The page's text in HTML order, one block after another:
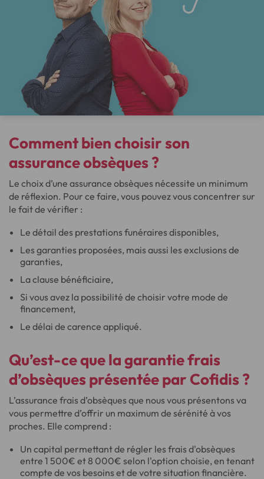
Comment bien choisir son
assurance obsèques ?
Le choix d’une assurance obsèques nécessite un minimum
de réflexion. Pour ce faire, vous pouvez vous concentrer sur
le fait de vérifier :
Le détail des prestations funéraires disponibles,
Les garanties proposées, mais aussi les exclusions de
garanties,
La clause bénéficiaire,
Si vous avez la possibilité de choisir votre mode de
financement,
Le délai de carence appliqué.
Qu’est-ce que la garantie frais
d’obsèques présentée par Cofidis ?
L’assurance frais d’obsèques que nous vous présentons va
vous permettre d’offrir un maximum de sérénité à vos
proches. Elle comprend :
Un capital permettant de régler les frais d'obsèques
entre 1 500€ et 8 000€ selon l'option choisie, en tenant
compte de vos besoins et de votre situation financière.